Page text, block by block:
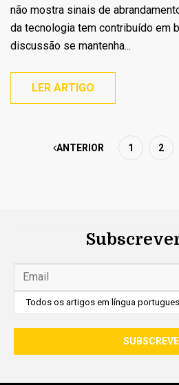
não mostra sinais de
da tecnologia tem contribuído em
discussão se mantenha...
LER ARTIGO
ANTERIOR 1 2